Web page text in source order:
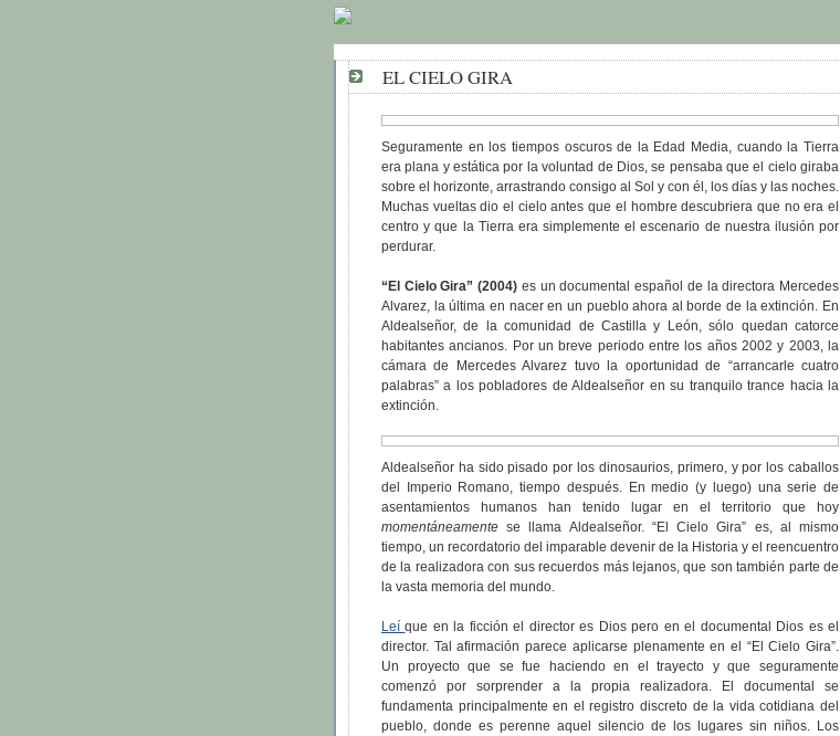
EL CIELO GIRA
Seguramente en los tiempos oscuros de la Edad Media, cuando la Tierra
era plana y estática por la voluntad de Dios, se pensaba que el cielo giraba
sobre el horizonte, arrastrando consigo al Sol y con él, los días y las noches.
Muchas vueltas dio el cielo antes que el hombre descubriera que no era el
centro y que la Tierra era simplemente el escenario de nuestra ilusión por
perdurar.
“El Cielo Gira” (2004) es un documental español de la directora Mercedes
Alvarez, la última en nacer en un pueblo ahora al borde de la extinción. En
Aldealseñor, de la comunidad de Castilla y León, sólo quedan catorce
habitantes ancianos. Por un breve periodo entre los años 2002 y 2003, la
cámara de Mercedes Alvarez tuvo la oportunidad de “arrancarle cuatro
palabras” a los pobladores de Aldealseñor en su tranquilo trance hacia la
extinción.
Aldealseñor ha sido pisado por los dinosaurios, primero, y por los caballos
del Imperio Romano, tiempo después. En medio (y luego) una serie de
asentamientos humanos han tenido lugar en el territorio que hoy
momentáneamente se llama Aldealseñor. “El Cielo Gira” es, al mismo
tiempo, un recordatorio del imparable devenir de la Historia y el reencuentro
de la realizadora con sus recuerdos más lejanos, que son también parte de
la vasta memoria del mundo.
Leíque en la ficción el director es Dios pero en el documental Dios es el
director. Tal afirmación parece aplicarse plenamente en el “El Cielo Gira”.
Un proyecto que se fue haciendo en el trayecto y que seguramente
comenzó por sorprender a la propia realizadora. El documental se
fundamenta principalmente en el registro discreto de la vida cotidiana del
pueblo, donde es perenne aquel silencio de los lugares sin niños. Los